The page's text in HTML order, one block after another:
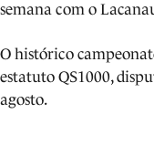
semana com o
O histórico
estatuto QS1000,
agosto.